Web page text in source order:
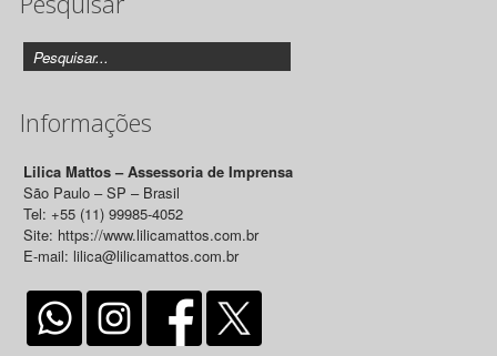
Informações
Lilica Mattos – Assessoria de Imprensa
São Paulo – SP – Brasil
Tel: +55 (11) 99985-4052
Site: https://www.lilicamattos.com.br
E-mail: lilica@lilicamattos.com.br